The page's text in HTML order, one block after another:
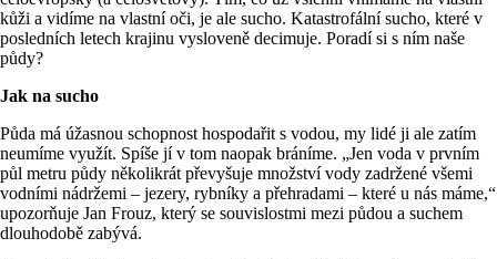
kůži a vidíme na vlastní oči, je ale sucho. Katastrofální sucho, které v
posledních letech krajinu vysloveně decimuje. Poradí si s ním naše
půdy?
Jak na sucho
Půda má úžasnou schopnost hospodařit s vodou, my lidé ji ale zatím
neumíme využít. Spíše jí v tom naopak bráníme. „Jen voda v prvním
půl metru půdy několikrát převyšuje množství vody zadržené všemi
vodními nádržemi – jezery, rybníky a přehradami – které u nás máme,“
upozorňuje Jan Frouz, který se souvislostmi mezi půdou a suchem
dlouhodobě zabývá.